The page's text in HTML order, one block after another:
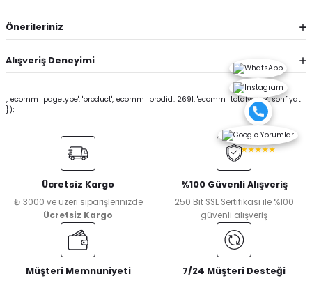
Önerileriniz
Alışveriş Deneyimi
', 'ecomm_pagetype': 'product', 'ecomm_prodid': 2691, 'ecomm_totalvalue': sonfiyat
});
Ücretsiz Kargo
₺ 3000 ve üzeri siparişlerinizde
Ücretsiz Kargo
%100 Güvenli Alışveriş
250 Bit SSL Sertifikası ile %100
güvenli alışveriş
Müşteri Memnuniyeti 7/24 Müşteri Desteği
★★★★★